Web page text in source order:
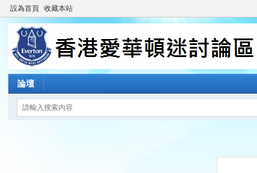
設為首頁 收藏本站
論壇